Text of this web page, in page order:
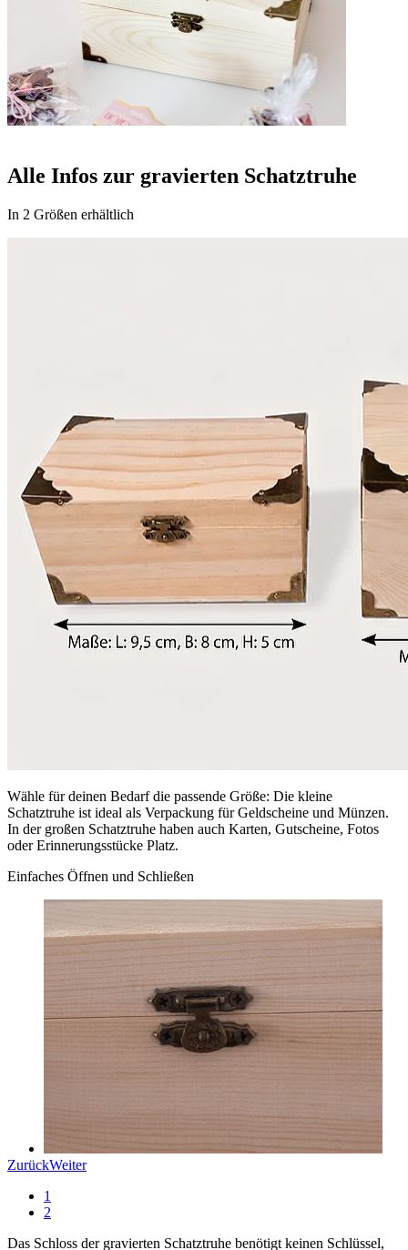
Alle Infos zur gravierten Schatztruhe
In 2 Größen erhältlich
Wähle für deinen Bedarf die passende Größe: Die kleine
Schatztruhe ist ideal als Verpackung für Geldscheine und Münzen.
In der großen Schatztruhe haben auch Karten, Gutscheine, Fotos
oder Erinnerungsstücke Platz.
Einfaches Öffnen und Schließen
ZurückWeiter
1
2
Das Schloss der gravierten Schatztruhe benötigt keinen Schlüssel,